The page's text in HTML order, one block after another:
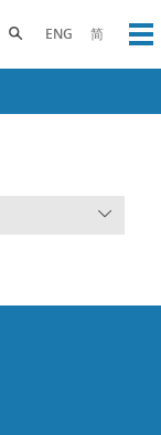
ENG 简
Toggle search panel